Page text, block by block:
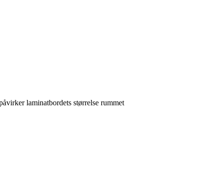
laminatbordets størrelse rummet